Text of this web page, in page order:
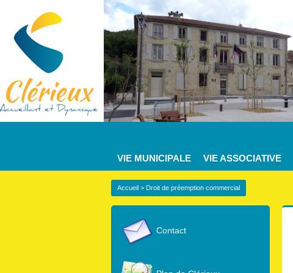
VIE MUNICIPALE VIE ASSOCIATIVE
Accueil > Droit de préemption commercial
Contact